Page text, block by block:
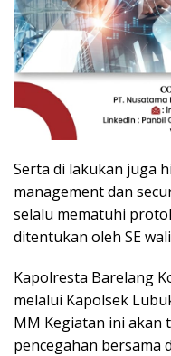
Serta di lakukan juga
management dan
selalu mematuhi
ditentukan oleh SE
Kapolresta Barelang
melalui Kapolsek
MM Kegiatan ini akan
pencegahan bersama